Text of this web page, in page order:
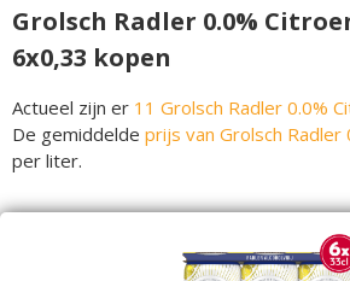
Grolsch Radler 0.0%
6x0,33 kopen
Actueel zijn er 11 Grolsch Radler 0.0%
De gemiddelde prijs van Grolsch Radler
per liter.